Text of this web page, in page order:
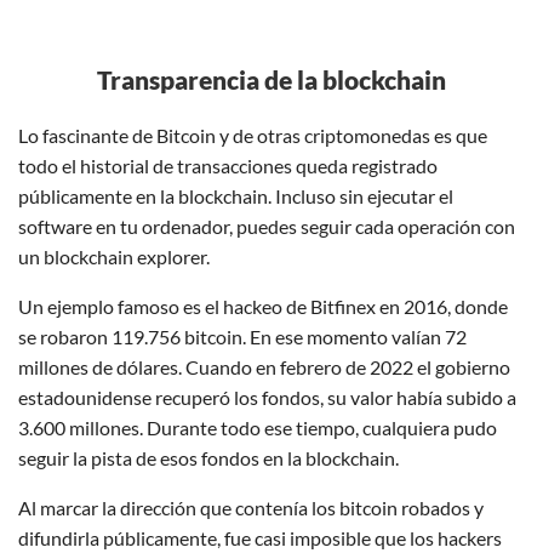
Transparencia de la blockchain
Lo fascinante de Bitcoin y de otras criptomonedas es que
todo el historial de transacciones queda registrado
públicamente en la blockchain. Incluso sin ejecutar el
software en tu ordenador, puedes seguir cada operación con
un blockchain explorer.
Un ejemplo famoso es el hackeo de Bitfinex en 2016, donde
se robaron 119.756 bitcoin. En ese momento valían 72
millones de dólares. Cuando en febrero de 2022 el gobierno
estadounidense recuperó los fondos, su valor había subido a
3.600 millones. Durante todo ese tiempo, cualquiera pudo
seguir la pista de esos fondos en la blockchain.
Al marcar la dirección que contenía los bitcoin robados y
difundirla públicamente, fue casi imposible que los hackers